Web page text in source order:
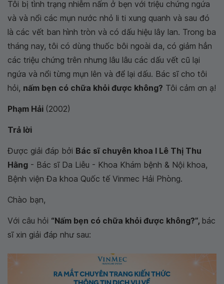
Tôi bị tình trạng nhiễm nấm ở bẹn với triệu chứng ngứa
và và nổi các mụn nước nhỏ li ti xung quanh và sau đó
là các vết ban hình tròn và có dấu hiệu lây lan. Trong ba
tháng nay, tôi có dùng thuốc bôi ngoài da, có giảm hẳn
các triệu chứng trên nhưng lâu lâu các dấu vết cũ lại
ngứa và nổi từng mụn lên và để lại dấu. Bác sĩ cho tôi
hỏi, nấm bẹn có chữa khỏi được không? Tôi cảm ơn ạ!
Phạm Hải (2002)
Trả lời
Được giải đáp bởi Bác sĩ chuyên khoa I Lê Thị Thu
Hằng - Bác sĩ Da Liễu - Khoa Khám bệnh & Nội khoa,
Bệnh viện Đa khoa Quốc tế Vinmec Hải Phòng.
Chào bạn,
Với câu hỏi “Nấm bẹn có chữa khỏi được không?”, bác
sĩ xin giải đáp như sau: